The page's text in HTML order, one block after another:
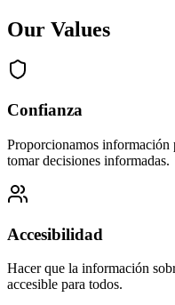
Our Values
Confianza
Proporcionamos información
tomar decisiones informadas.
Accesibilidad
Hacer que la información
accesible para todos.